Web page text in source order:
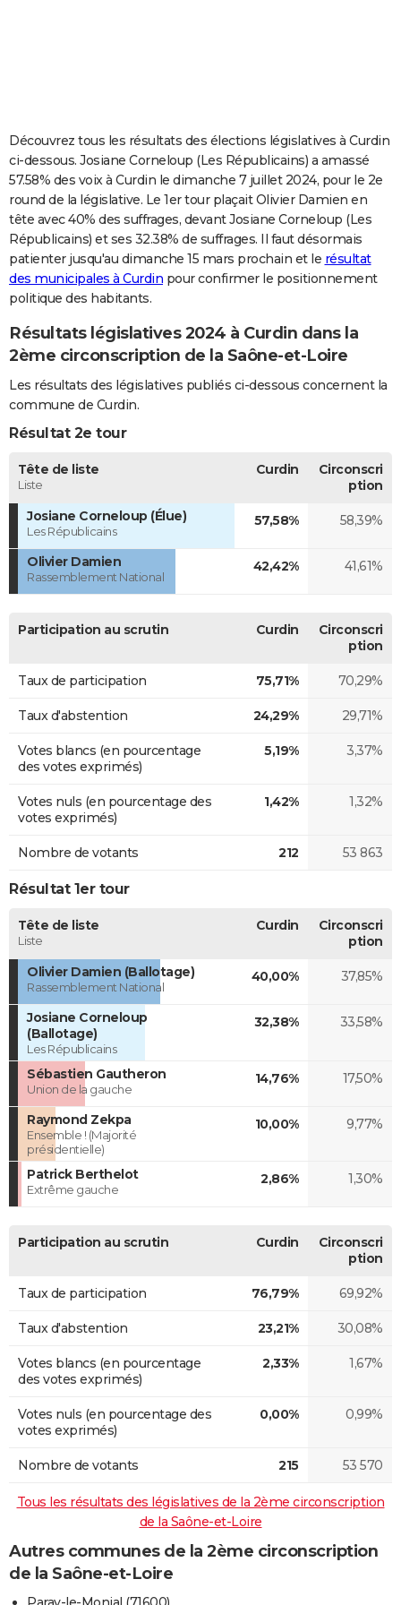
Carte de Noël
Carte Bonne année
Carte Saint-Valentin
Carte Pâques
Carte d'anniversaire
DICTIONNAIRE
Dictionnaire
Biographies
Citations
Expressions
Proverbes
PROGRAMME TV
COPAINS D'AVANT
S'inscrire
Se connecter
Lycées
Collèges
Primaires
Universités
Entreprises
Service militaire
Avis de recherche
AVIS DE DÉCÈS
Découvrez tous les résultats des élections législatives à Curdin
ci-dessous. Josiane Corneloup (Les Républicains) a amassé
57.58% des voix à Curdin le dimanche 7 juillet 2024, pour le 2e
round de la législative. Le 1er tour plaçait Olivier Damien en
tête avec 40% des suffrages, devant Josiane Corneloup (Les
Républicains) et ses 32.38% de suffrages. Il faut désormais
patienter jusqu'au dimanche 15 mars prochain et le résultat
des municipales à Curdin pour confirmer le positionnement
politique des habitants.
Résultats législatives 2024 à Curdin dans la
2ème circonscription de la Saône-et-Loire
Les résultats des législatives publiés ci-dessous concernent la
commune de Curdin.
Résultat 2e tour
Tête de liste
Liste
Curdin
Circonscri
ption
Josiane Corneloup (Élue)
Les Républicains
57,58% 58,39%
Olivier Damien
Rassemblement National
42,42% 41,61%
Participation au scrutin Curdin
Circonscri
ption
Taux de participation 75,71% 70,29%
Taux d'abstention 24,29% 29,71%
Votes blancs (en pourcentage
des votes exprimés)
5,19% 3,37%
Votes nuls (en pourcentage des
votes exprimés)
1,42% 1,32%
Nombre de votants 212 53 863
Résultat 1er tour
Tête de liste
Liste
Curdin
Circonscri
ption
Olivier Damien (Ballotage)
Rassemblement National
40,00% 37,85%
Josiane Corneloup
(Ballotage)
Les Républicains
32,38% 33,58%
Sébastien Gautheron
Union de la gauche
14,76% 17,50%
Raymond Zekpa
Ensemble ! (Majorité
présidentielle)
10,00% 9,77%
Patrick Berthelot
Extrême gauche
2,86% 1,30%
Participation au scrutin Curdin
Circonscri
ption
Taux de participation 76,79% 69,92%
Taux d'abstention 23,21% 30,08%
Votes blancs (en pourcentage
des votes exprimés)
2,33% 1,67%
Votes nuls (en pourcentage des
votes exprimés)
0,00% 0,99%
Nombre de votants 215 53 570
Tous les résultats des législatives de la 2ème circonscription
de la Saône-et-Loire
Autres communes de la 2ème circonscription
de la Saône-et-Loire